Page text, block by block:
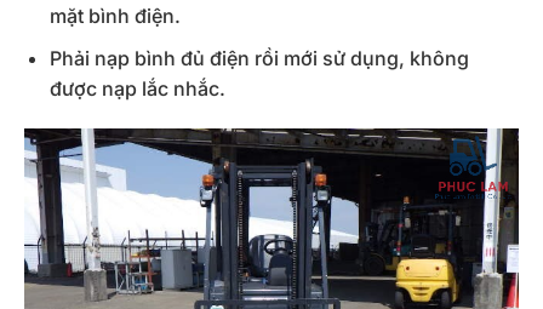
mặt bình điện.
Phải nạp bình đủ điện rồi mới sử dụng, không
được nạp lắc nhắc.